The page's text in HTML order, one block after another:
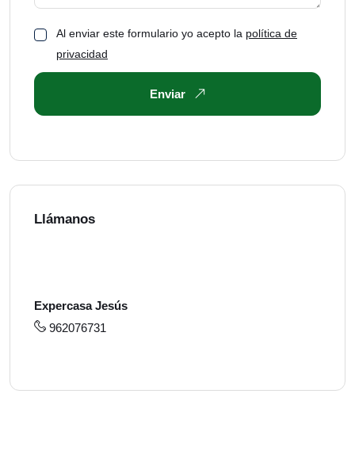
Al enviar este formulario yo acepto la política de
privacidad
Enviar
Llámanos
Expercasa Jesús
962076731